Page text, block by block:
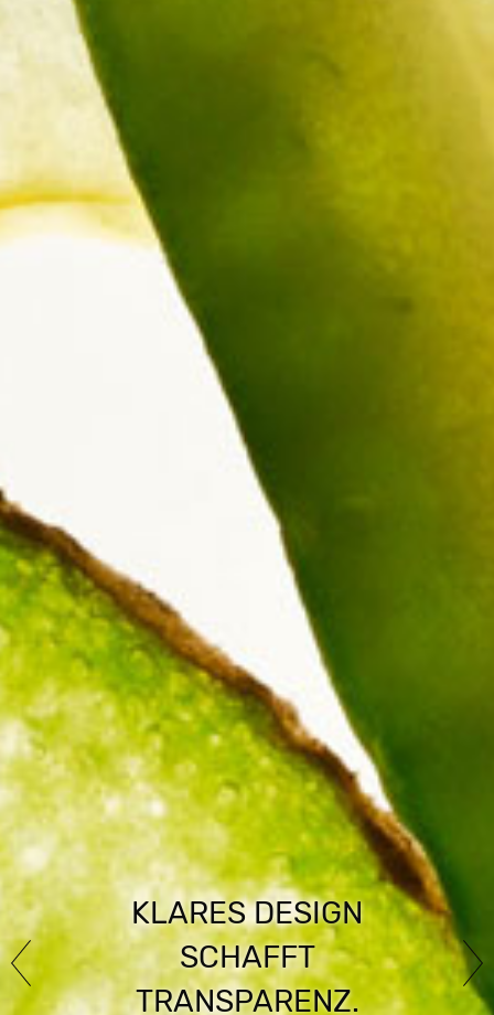
KLARES DESIGN
SCHAFFT
TRANSPARENZ.